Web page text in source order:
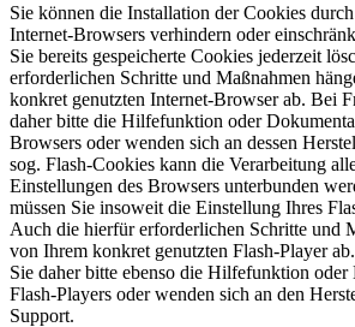
Sie können die Installation der Cookies
Internet-Browsers verhindern oder
Sie bereits gespeicherte Cookies jederzeit
erforderlichen Schritte und Maßnahmen
konkret genutzten Internet-Browser ab. Bei
daher bitte die Hilfefunktion oder
Browsers oder wenden sich an dessen
sog. Flash-Cookies kann die Verarbeitung
Einstellungen des Browsers unterbunden
müssen Sie insoweit die Einstellung Ihres
Auch die hierfür erforderlichen Schritte und
von Ihrem konkret genutzten Flash-Player
Sie daher bitte ebenso die Hilfefunktion
Flash-Players oder wenden sich an den
Support.